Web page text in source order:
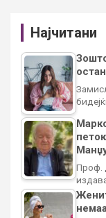
Најчитани
Проф.